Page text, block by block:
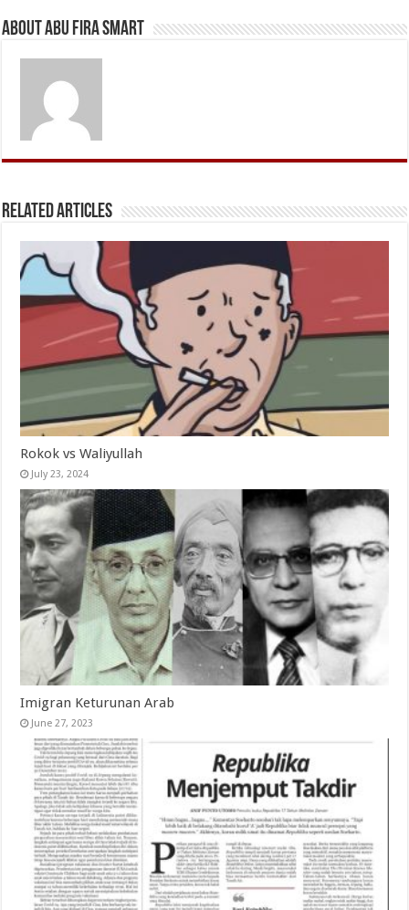
About Abu Fira Smart
Related Articles
Rokok vs Waliyullah
July 23, 2024
Imigran Keturunan Arab
June 27, 2023